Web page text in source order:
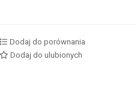
Dodaj do porównania
Dodaj do ulubionych